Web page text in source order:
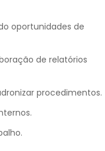
oportunidades de
de relatórios
procedimentos.